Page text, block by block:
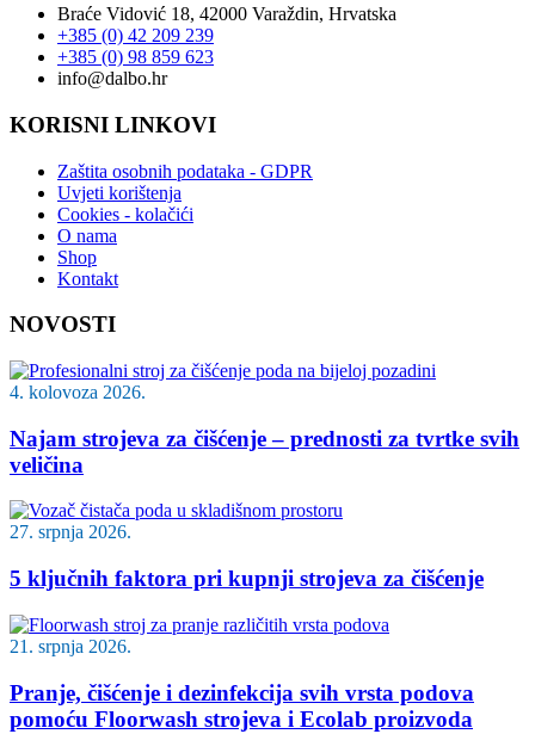
Braće Vidović 18, 42000 Varaždin, Hrvatska
+385 (0) 42 209 239
+385 (0) 98 859 623
info@dalbo.hr
KORISNI LINKOVI
Zaštita osobnih podataka - GDPR
Uvjeti korištenja
Cookies - kolačići
O nama
Shop
Kontakt
NOVOSTI
4. kolovoza 2026.
Najam strojeva za čišćenje – prednosti za tvrtke svih
veličina
27. srpnja 2026.
5 ključnih faktora pri kupnji strojeva za čišćenje
21. srpnja 2026.
Pranje, čišćenje i dezinfekcija svih vrsta podova
pomoću Floorwash strojeva i Ecolab proizvoda